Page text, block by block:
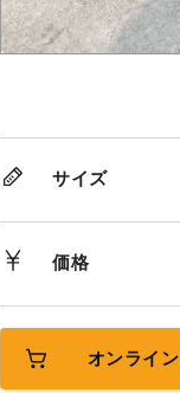
サイズ
価格
オンライ